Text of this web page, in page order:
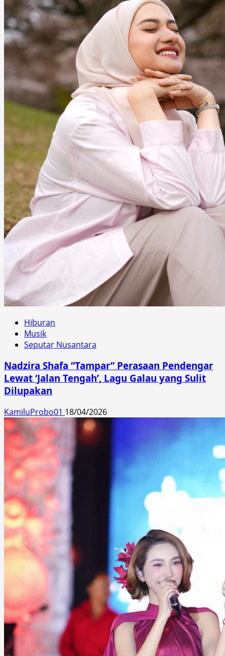
Hiburan
Musik
Seputar Nusantara
Nadzira Shafa “Tampar” Perasaan Pendengar
Lewat ‘Jalan Tengah’, Lagu Galau yang Sulit
Dilupakan
KamiluProbo01 18/04/2026